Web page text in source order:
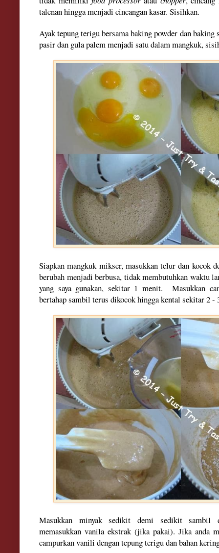
talenan hingga menjadi cincangan kasar. Sisihkan.
Ayak tepungterigubersama baking powder dan baking
pasir dan gula palem menjadi satu dalam mangkuk,
Siapkan mangkuk mikser, masukkan telur dan kocok
berubah menjadi berbusa, tidak membutuhkan waktu
yang saya gunakan, sekitar 1 menit.Masukkan ca
bertahap sambil terus dikocok hingga kental sekitar 2 -
Masukkan minyak sedikit demi sedikit sambil
memasukkan vanila ekstrak (jika pakai). Jika anda
campurkan vanili dengantepung terigu dan bahan